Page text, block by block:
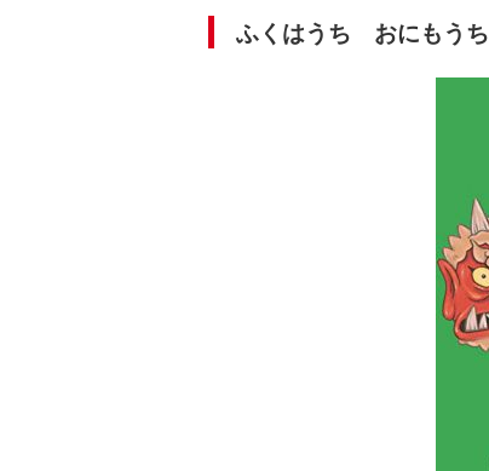
ふくはうち おにもうち